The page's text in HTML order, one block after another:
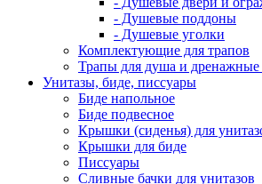
- Душевые поддоны
- Душевые уголки
Комплектующие для трапов
Трапы для душа и дренажные
Унитазы, биде, писсуары
Биде напольное
Биде подвесное
Крышки (сиденья) для
Крышки для биде
Писсуары
Сливные бачки для унитазов